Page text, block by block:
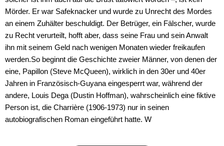
Mörder. Er war Safeknacker und wurde zu Unrecht des Mordes
an einem Zuhälter beschuldigt. Der Betrüger, ein Fälscher, wurde
zu Recht verurteilt, hofft aber, dass seine Frau und sein Anwalt
ihn mit seinem Geld nach wenigen Monaten wieder freikaufen
werden.So beginnt die Geschichte zweier Männer, von denen der
eine, Papillon (Steve McQueen), wirklich in den 30er und 40er
Jahren in Französisch-Guyana eingesperrt war, während der
andere, Louis Dega (Dustin Hoffman), wahrscheinlich eine fiktive
Person ist, die Charrière (1906-1973) nur in seinen
autobiografischen Roman eingeführt hatte. W